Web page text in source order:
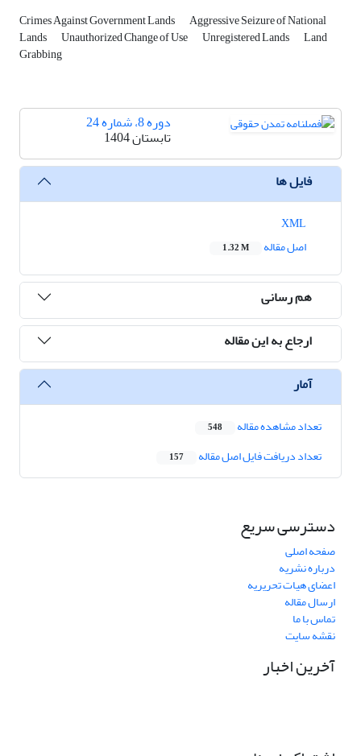
Crimes Against Government Lands Aggressive Seizure of National
Lands Unauthorized Change of Use Unregistered Lands Land
Grabbing
دوره 8، شماره 24
تابستان 1404
فایل ها
اصل مقاله
1.32 M
هم رسانی
ارجاع به این مقاله
آمار
تعداد مشاهده مقاله 548
تعداد دریافت فایل اصل مقاله 157
دسترسی سریع
صفحه اصلی
درباره نشریه
اعضای هیات تحریریه
ارسال مقاله
تماس با ما
نقشه سایت
آخرین اخبار